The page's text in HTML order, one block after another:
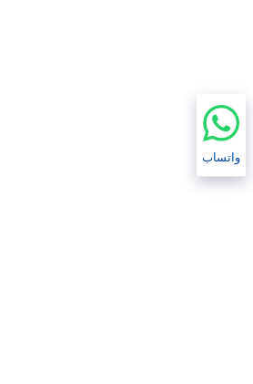
واتساب